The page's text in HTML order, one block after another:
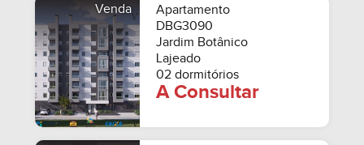
Venda
Apartamento
DBG3090
Jardim Botânico
Lajeado
02 dormitórios
A Consultar